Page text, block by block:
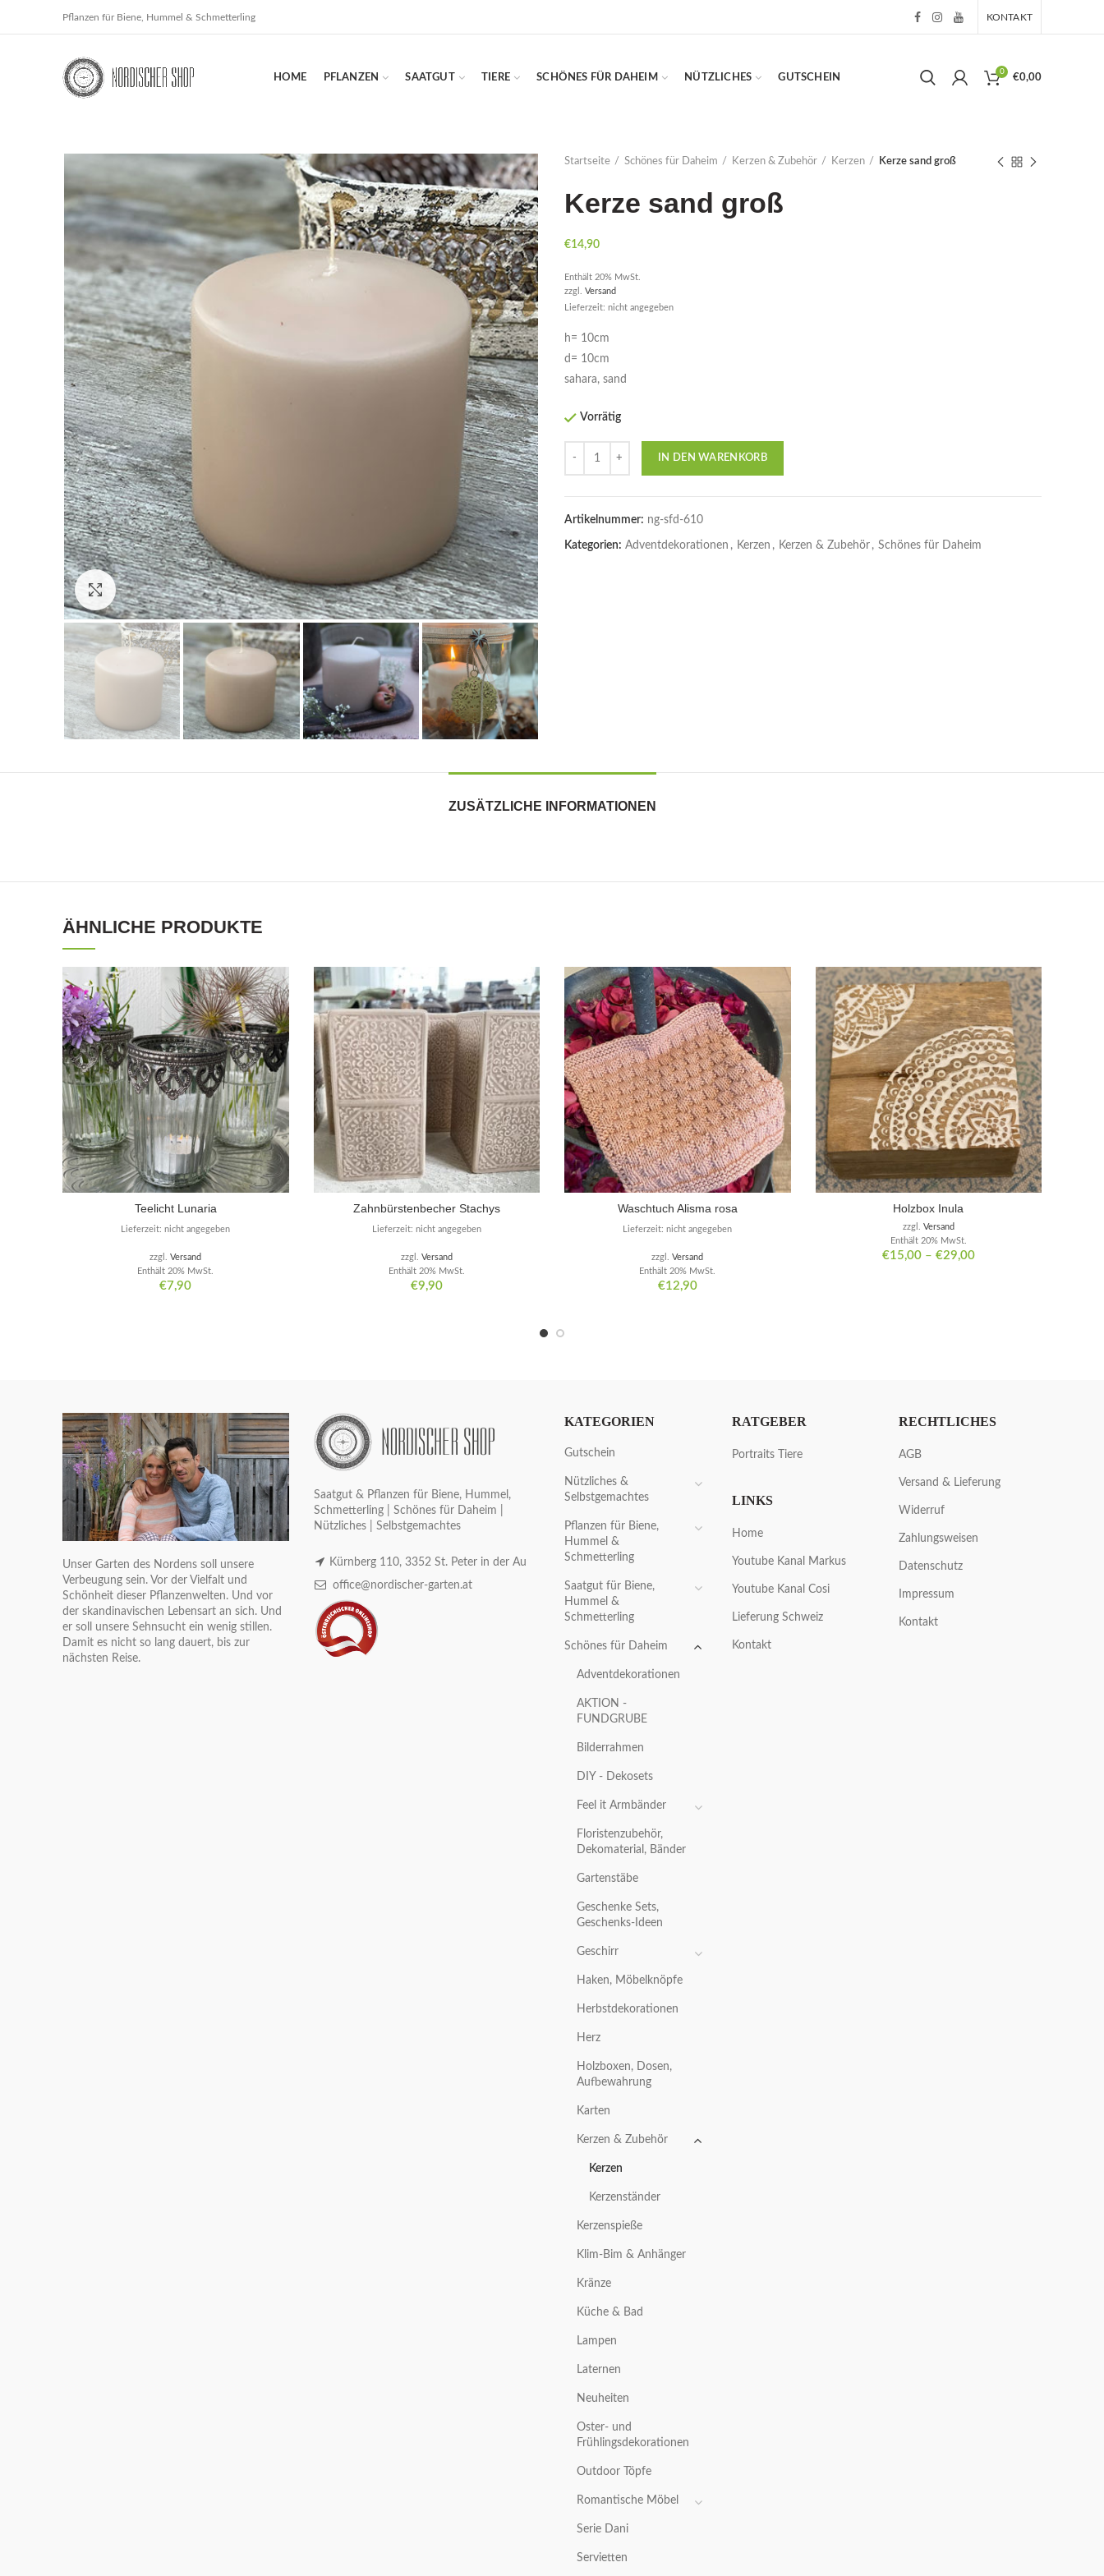
Pflanzen für Biene, Hummel & Schmetterling KONTAKT
HOME PFLANZEN SAATGUT TIERE SCHÖNES FÜR DAHEIM NÜTZLICHES GUTSCHEIN
0
€0,00
Click to enlarge
Startseite Schönes für Daheim Kerzen & Zubehör Kerzen Kerze sand groß
Kerze sand groß
€14,90
Enthält 20% MwSt.
zzgl. Versand
Lieferzeit: nicht angegeben
h= 10cm
d= 10cm
sahara, sand
Vorrätig
IN DEN WARENKORB
Artikelnummer: ng-sfd-610
Kategorien: Adventdekorationen , Kerzen , Kerzen & Zubehör , Schönes für Daheim
ZUSÄTZLICHE INFORMATIONEN
ÄHNLICHE PRODUKTE
Teelicht Lunaria
€7,90
Enthält 20% MwSt.
zzgl.Versand
Lieferzeit: nicht angegeben
Zahnbürstenbecher Stachys
€9,90
Enthält 20% MwSt.
zzgl. Versand
Lieferzeit: nicht angegeben
Waschtuch Alisma rosa
€12,90
Enthält 20% MwSt.
zzgl.Versand
Lieferzeit: nicht angegeben
Holzbox Inula
€15,00– €29,00
Enthält 20% MwSt.
zzgl. Versand
Unser Garten des Nordens soll unsere
Verbeugung sein. Vor der Vielfalt und
Schönheit dieser Pflanzenwelten. Und vor
der skandinavischen Lebensart an sich. Und
er soll unsere Sehnsucht ein wenig stillen.
Damit es nicht so lang dauert, bis zur
nächsten Reise.
Saatgut & Pflanzen für Biene, Hummel,
Schmetterling | Schönes für Daheim |
Nützliches | Selbstgemachtes
Kürnberg 110, 3352 St. Peter in der Au
office@nordischer-garten.at
KATEGORIEN
Gutschein
Nützliches &
Selbstgemachtes
Pflanzen für Biene,
Hummel &
Schmetterling
Saatgut für Biene,
Hummel &
Schmetterling
Schönes für Daheim
Adventdekorationen
AKTION -
FUNDGRUBE
Bilderrahmen
DIY - Dekosets
Feel it Armbänder
Floristenzubehör,
Dekomaterial, Bänder
Gartenstäbe
Geschenke Sets,
Geschenks-Ideen
Geschirr
Haken, Möbelknöpfe
Herbstdekorationen
Herz
Holzboxen, Dosen,
Aufbewahrung
Karten
Kerzen & Zubehör
Kerzen
Kerzenständer
Kerzenspieße
Klim-Bim & Anhänger
Kränze
Küche & Bad
Lampen
Laternen
Neuheiten
Oster- und
Frühlingsdekorationen
Outdoor Töpfe
Romantische Möbel
Serie Dani
Servietten
RATGEBER
Portraits Tiere
LINKS
Home
Youtube Kanal Markus
Youtube Kanal Cosi
Lieferung Schweiz
Kontakt
RECHTLICHES
AGB
Versand & Lieferung
Widerruf
Zahlungsweisen
Datenschutz
Impressum
Kontakt